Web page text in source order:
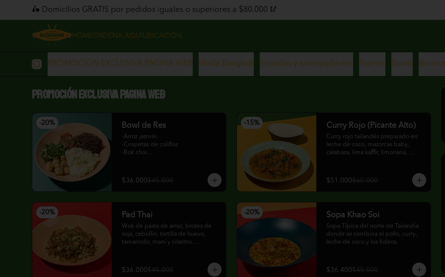
🛵 Domicilios GRATIS por pedidos iguales o superiores a $80.000 🥢
HOMEORDENA AQUÍ UBICACIÓN
PROMOCIÓN EXCLUSIVA PAGINA WEB Moda Bangkok Entradas y acompañantes Fuertes Bowls
PROMOCIÓN EXCLUSIVA PAGINA WEB
-20% Bowl de Res
-Arroz jazmín.
-Crispetas de coliflor.
-Bok choi.
-Res en cocción lenta.
-Soya Dulce.
$36.000$45.000
-15% Curry Rojo (Picante Alto)
Curry rojo tailandés preparado en
leche de coco, mazorcas baby,
calabaza, lima kaﬃr, limonaria,
$51.000$60.000
-20% Pad Thai
Wok de pasta de arroz, brotes de
soja, cebollín, tortilla de huevo,
tamarindo, maní y cilantro.
$36.000$45.000
-20% Sopa Khao Soi
Sopa Típica del norte de Tailandia
donde se combina el pollo, curry,
leche de coco y los ﬁdeos.
$36.400$45.500